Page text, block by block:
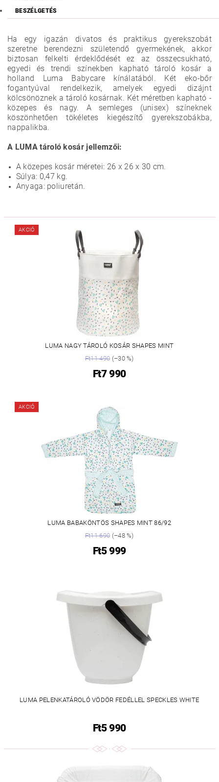
BESZÉLGETÉS
Ha egy igazán divatos és praktikus gyerekszobát
szeretne berendezni születendő gyermekének, akkor
biztosan felkelti érdeklődését ez az összecsukható,
egyedi és trendi színekben kapható tároló kosár a
holland Luma Babycare kínálatából. Két eko-bőr
fogantyúval rendelkezik, amelyek egyedi dizájnt
kölcsönöznek a tároló kosárnak. Két méretben kapható -
közepes és nagy. A semleges (unisex) színeknek
köszönhetően tökéletes kiegészítő gyerekszobákba,
nappalikba.
A LUMA tároló kosár jellemzői:
A közepes kosár méretei: 26 x 26 x 30 cm.
Súlya: 0,47 kg.
Anyaga: poliuretán.
AKCIÓ
LUMA NAGY TÁROLÓ KOSÁR SHAPES MINT
Ft11 490(–30 %)
Ft7 990
AKCIÓ
LUMA BABAKÖNTÖS SHAPES MINT 86/92
Ft11 690(–48 %)
Ft5 999
LUMA PELENKATÁROLÓ VÖDÖR FEDÉLLEL SPECKLES WHITE
Ft5 990